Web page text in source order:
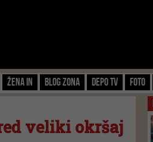
Žena IN Blog zona Depo TV FOTO
veliki okršaj